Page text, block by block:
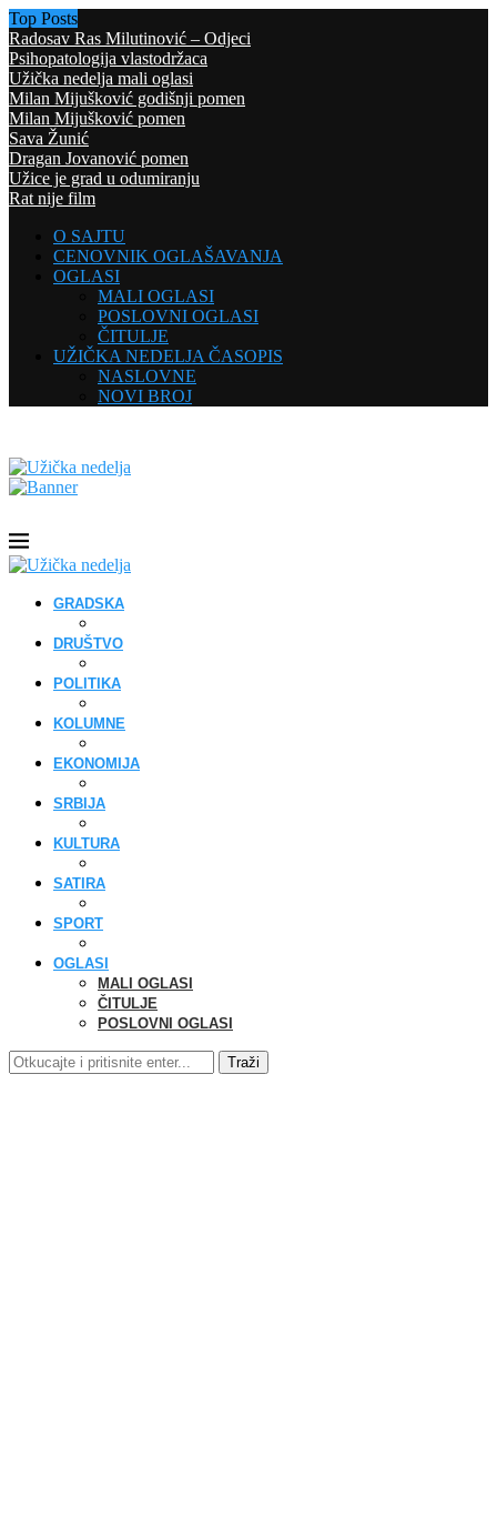
Top Posts
Radosav Ras Milutinović – Odjeci
Psihopatologija vlastodržaca
Užička nedelja mali oglasi
Milan Mijušković godišnji pomen
Milan Mijušković pomen
Sava Žunić
Dragan Jovanović pomen
Užice je grad u odumiranju
Rat nije film
O SAJTU
CENOVNIK OGLAŠAVANJA
OGLASI
MALI OGLASI
POSLOVNI OGLASI
ČITULJE
UŽIČKA NEDELJA ČASOPIS
NASLOVNE
NOVI BROJ
GRADSKA
DRUŠTVO
POLITIKA
KOLUMNE
EKONOMIJA
SRBIJA
KULTURA
SATIRA
SPORT
OGLASI
MALI OGLASI
ČITULJE
POSLOVNI OGLASI
Traži